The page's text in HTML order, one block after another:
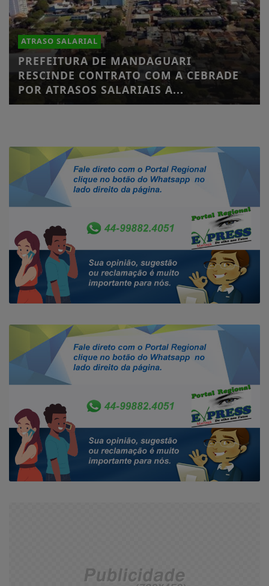
ATRASO SALARIAL
PREFEITURA DE MANDAGUARI
RESCINDE CONTRATO COM A CEBRADE
POR ATRASOS SALARIAIS A...